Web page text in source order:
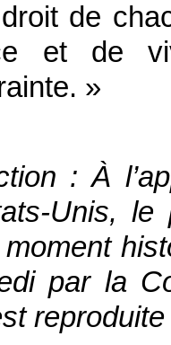
de
et de
»
: À
Unis,
par la